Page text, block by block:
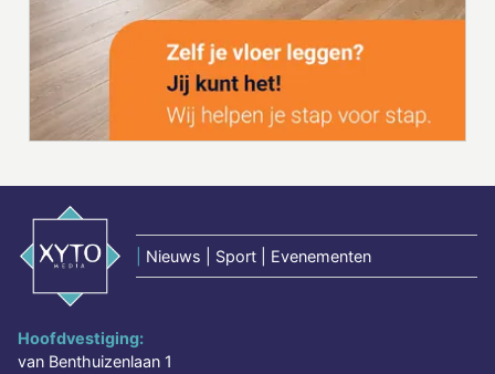
Nieuws | Sport | Evenementen
Hoofdvestiging:
van Benthuizenlaan 1